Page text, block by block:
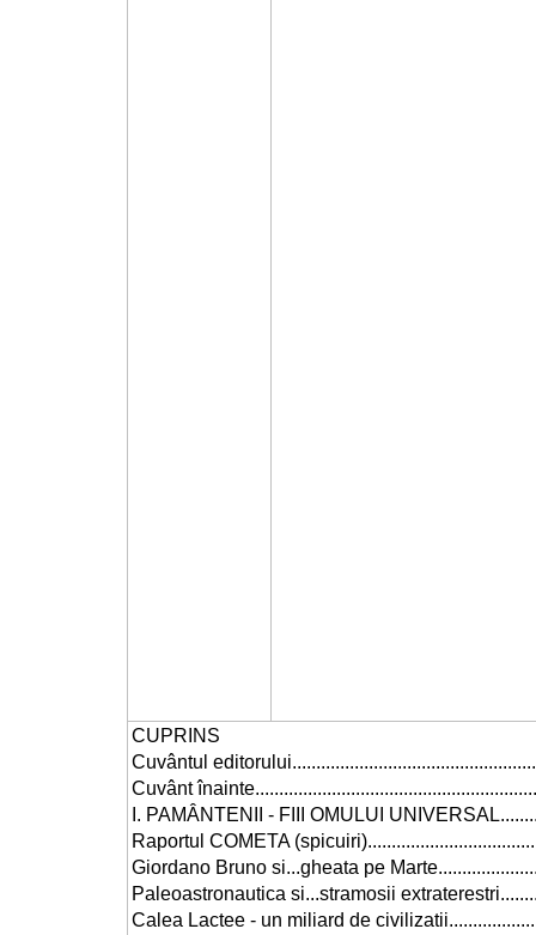
CUPRINS
Cuvântul
Cuvânt
I. PAMÂNTENII - FIII OMULUI
Raportul COMETA
Giordano Bruno si...gheata pe
Paleoastronautica si...stramosii
Calea Lactee - un miliard de